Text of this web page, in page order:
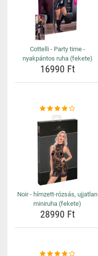
Cottelli - Party time -
nyakpántos ruha (fekete)
16990 Ft
Noir - hímzett-rózsás, ujjatlan
miniruha (fekete)
28990 Ft